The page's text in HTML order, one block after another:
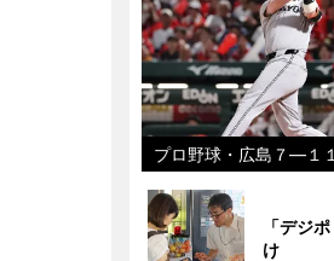
プロ野球・広島７―１
「デジ
け